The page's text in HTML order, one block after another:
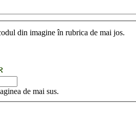
din imagine în rubrica de mai jos.
de mai sus.